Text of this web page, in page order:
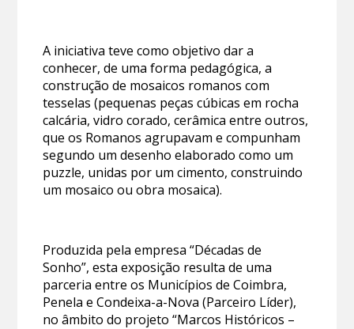
A iniciativa teve como objetivo dar a
conhecer, de uma forma pedagógica, a
construção de mosaicos romanos com
tesselas (pequenas peças cúbicas em rocha
calcária, vidro corado, cerâmica entre outros,
que os Romanos agrupavam e compunham
segundo um desenho elaborado como um
puzzle, unidas por um cimento, construindo
um mosaico ou obra mosaica).
Produzida pela empresa “Décadas de
Sonho”, esta exposição resulta de uma
parceria entre os Municípios de Coimbra,
Penela e Condeixa-a-Nova (Parceiro Líder),
no âmbito do projeto “Marcos Históricos –